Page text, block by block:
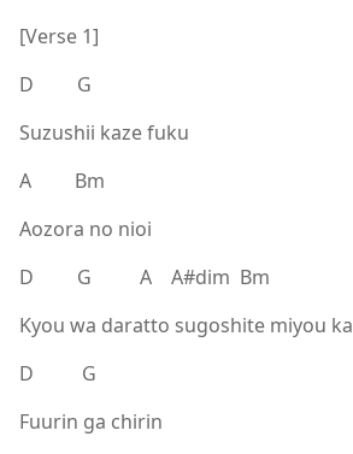
[Verse 1]
D G
Suzushii kaze fuku
A Bm
Aozora no nioi
D G A A#dim Bm
Kyou wa daratto sugoshite miyou ka
D G
Fuurin ga chirin